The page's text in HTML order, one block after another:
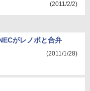
(2011/2/2)
がレノボと合弁
(2011/1/28)